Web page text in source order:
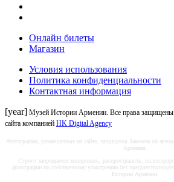
Онлайн билеты
Магазин
Условия использования
Политика конфиденциальности
Контактная информация
[year] Музей Истории Армении. Все права
сайта компанией HK Digital Agency
Фотографии, размещенные на сайте, защищены Законом об
Армения.
Строго запрещается копировать, распространять,
фотографии по собственному усмотрению без
Истории Армении.